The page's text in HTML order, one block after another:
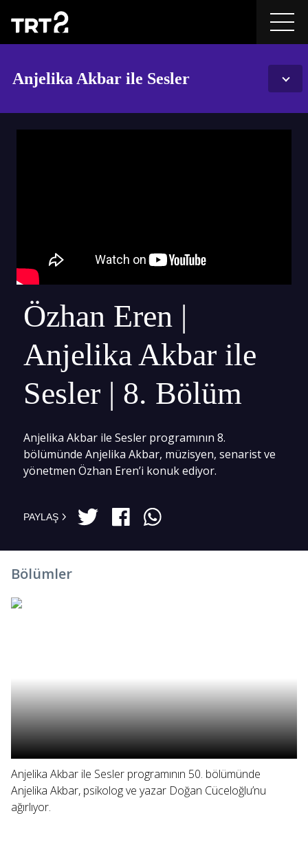
Anjelika Akbar ile Sesler
Özhan Eren |
Anjelika Akbar ile
Sesler | 8. Bölüm
Anjelika Akbar ile Sesler programının 8.
bölümünde Anjelika Akbar, müzisyen, senarist ve
yönetmen Özhan Eren’i konuk ediyor.
PAYLAŞ
Bölümler
Anjelika Akbar ile Sesler programının 50. bölümünde
Anjelika Akbar, psikolog ve yazar Doğan Cüceloğlu’nu
ağırlıyor.